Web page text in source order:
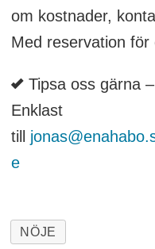
om kostnader,
Med reservation för
Tipsa oss gärna
Enklast
till
e
NÖJE